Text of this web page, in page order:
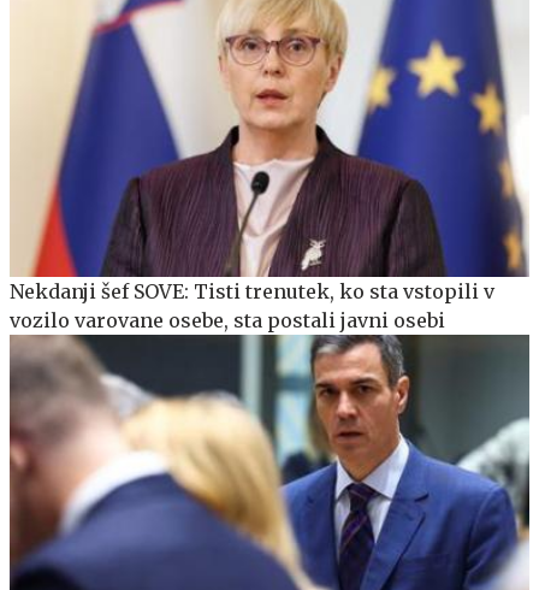
Nekdanji šef SOVE: Tisti trenutek, ko sta vstopili v
vozilo varovane osebe, sta postali javni osebi